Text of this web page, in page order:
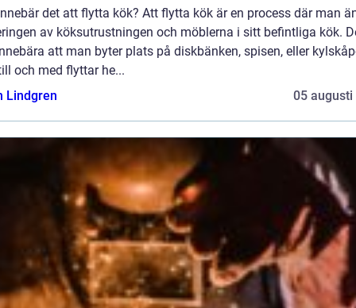
det att flytta kök? Att flytta kök är en process där man
av köksutrustningen och möblerna i sitt befintliga kök.
att man byter plats på diskbänken, spisen, eller
och med flyttar he...
Lindgren
05 augusti